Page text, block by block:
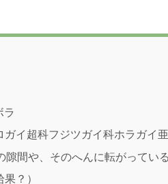
ラ
ガイ超科フジツガイ科ホラガイ
隙間や、そのへんに転がっている
？）